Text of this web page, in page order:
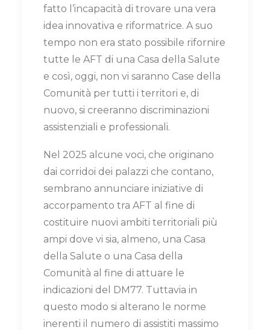
fatto l’incapacità di trovare una vera
idea innovativa e riformatrice. A suo
tempo non era stato possibile rifornire
tutte le AFT di una Casa della Salute
e così, oggi, non vi saranno Case della
Comunità per tutti i territori e, di
nuovo, si creeranno discriminazioni
assistenziali e professionali.
Nel 2025 alcune voci, che originano
dai corridoi dei palazzi che contano,
sembrano annunciare iniziative di
accorpamento tra AFT al fine di
costituire nuovi ambiti territoriali più
ampi dove vi sia, almeno, una Casa
della Salute o una Casa della
Comunità al fine di attuare le
indicazioni del DM77. Tuttavia in
questo modo si alterano le norme
inerenti il numero di assistiti massimo